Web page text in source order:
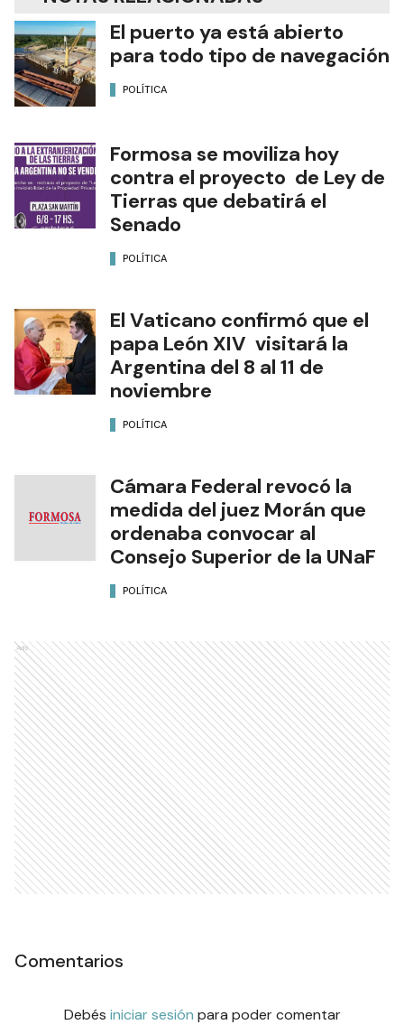
El puerto ya está abierto
para todo tipo de navegación
POLÍTICA
Formosa se moviliza hoy
contra el proyecto de Ley de
Tierras que debatirá el
Senado
POLÍTICA
El Vaticano confirmó que el
papa León XIV visitará la
Argentina del 8 al 11 de
noviembre
POLÍTICA
Cámara Federal revocó la
medida del juez Morán que
ordenaba convocar al
Consejo Superior de la UNaF
POLÍTICA
Ads
Comentarios
Debés iniciar sesión para poder comentar